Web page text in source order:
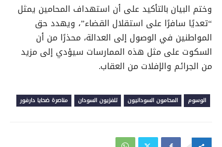
وختم البيان بالتأكيد على أن استهداف المحامين يمثل
“تعديًا سافرًا على استقلال القضاء”، ويهدد حق
المواطنين في الوصول إلى العدالة، محذرًا من أن
السكوت على مثل هذه الممارسات سيؤدي إلى مزيد
من الجرائم والإفلات من العقاب.
الوسوم المحامون السودانيون تلفزيون السودان مناصرة ضحايا دارفور